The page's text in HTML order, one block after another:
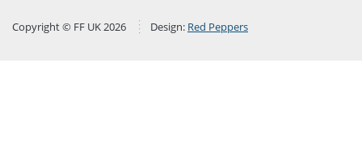
Copyright © FF UK 2026 Design: Red Peppers